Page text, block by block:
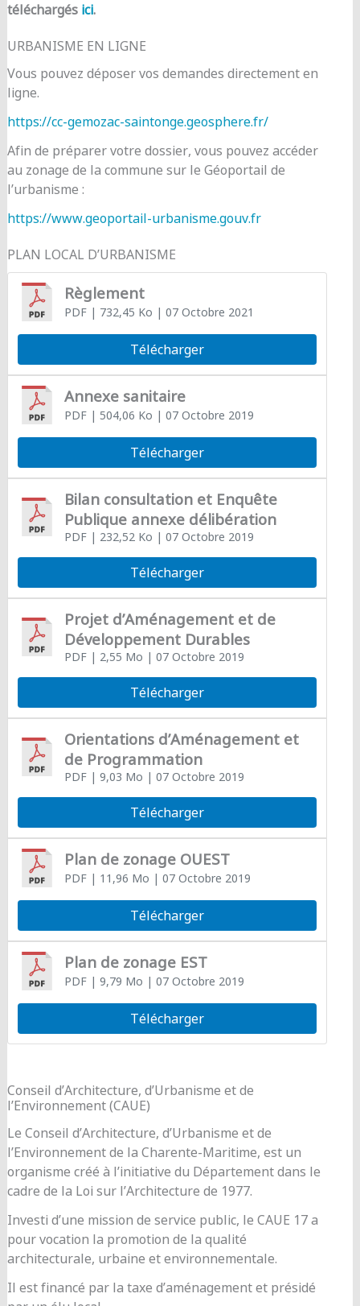
téléchargés ici.
URBANISME EN LIGNE
Vous pouvez déposer vos demandes directement en
ligne.
https://cc-gemozac-saintonge.geosphere.fr/
Afin de préparer votre dossier, vous pouvez accéder
au zonage de la commune sur le Géoportail de
l’urbanisme :
https://www.geoportail-urbanisme.gouv.fr
PLAN LOCAL D’URBANISME
Règlement
PDF| 732,45 Ko | 07 Octobre 2021
Télécharger
Annexe sanitaire
PDF| 504,06 Ko | 07 Octobre 2019
Télécharger
Bilan consultation et Enquête
Publique annexe délibération
PDF| 232,52 Ko | 07 Octobre 2019
Télécharger
Projet d’Aménagement et de
Développement Durables
PDF| 2,55 Mo | 07 Octobre 2019
Télécharger
Orientations d’Aménagement et
de Programmation
PDF| 9,03 Mo | 07 Octobre 2019
Télécharger
Plan de zonage OUEST
PDF| 11,96 Mo | 07 Octobre 2019
Télécharger
Plan de zonage EST
PDF| 9,79 Mo | 07 Octobre 2019
Télécharger
Conseil d’Architecture, d’Urbanisme et de
l’Environnement (CAUE)
Le Conseil d’Architecture, d’Urbanisme et de
l’Environnement de la Charente-Maritime, est un
organisme créé à l’initiative du Département dans le
cadre de la Loi sur l’Architecture de 1977.
Investi d’une mission de service public, le CAUE 17 a
pour vocation la promotion de la qualité
architecturale, urbaine et environnementale.
Il est financé par la taxe d’aménagement et présidé